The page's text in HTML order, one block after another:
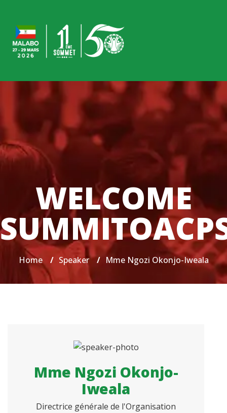
WELCOME
Home / Speaker / Mme Ngozi Okonjo-Iweala
Mme Ngozi Okonjo-
Iweala
Directrice générale de l'Organisation